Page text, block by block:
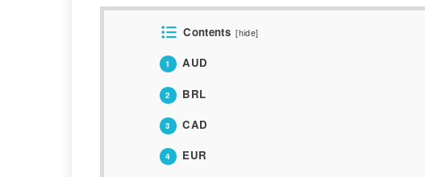
Contents [hide]
1 AUD
2 BRL
3 CAD
4 EUR